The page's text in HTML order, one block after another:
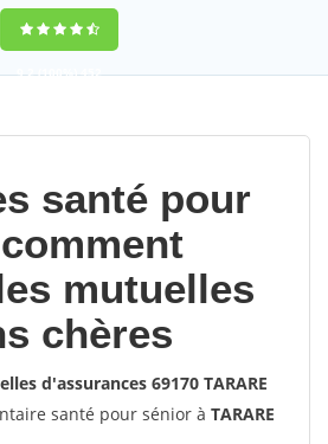
9,2(100%)452
santé pour
mutuelles
chères
d'assurances 69170 TARARE
santé pour sénior à TARARE